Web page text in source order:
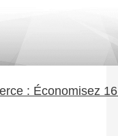
: Économisez